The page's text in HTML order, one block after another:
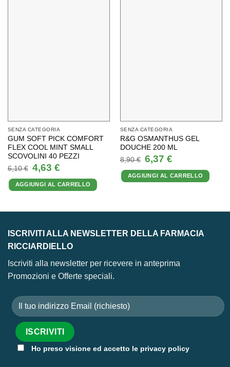
SENZA CATEGORIA
GUM SOFT PICK COMFORT
FLEX COOL MINT SMALL
SCOVOLINI 40 PEZZI
6,10€
Il
prezzo
originale
era:
6,10 €.
4,63 €Il
prezzo
attuale
è:
4,63 €.
AGGIUNGI AL CARRELLO
SENZA CATEGORIA
R&G OSMANTHUS GEL
DOUCHE 200 ML
8,90€ Il
prezzo
originale
era:
8,90 €.
6,37 €Il
prezzo
attuale
è:
6,37 €.
AGGIUNGI AL CARRELLO
ISCRIVITI ALLA NEWSLETTER DELLA FARMACIA
RICCIARDIELLO
Iscriviti alla newsletter per ricevere in anteprima
Promozioni e Offerte speciali.
Ho preso visione ed accetto le privacy policy